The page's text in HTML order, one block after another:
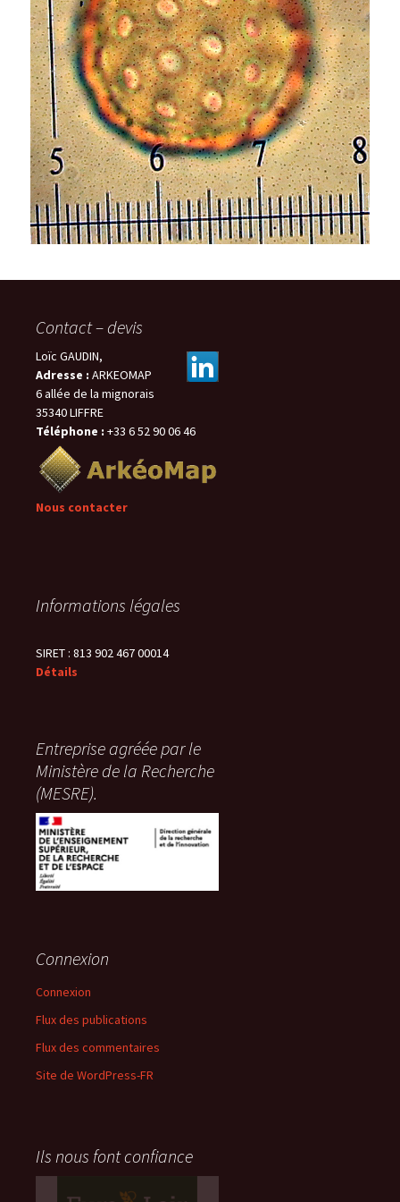
Contact – devis
Loïc GAUDIN,
Adresse : ARKEOMAP
6 allée de la mignorais
35340 LIFFRE
Téléphone : +33 6 52 90 06 46
Nous contacter
Informations légales
SIRET : 813 902 467 00014
Détails
Entreprise agréée par le
Ministère de la Recherche
(MESRE).
Connexion
Connexion
Flux des publications
Flux des commentaires
Site de WordPress-FR
Ils nous font confiance